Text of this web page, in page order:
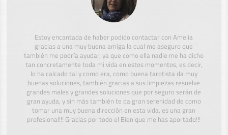
Estoy encantada de haber podido contactar con Amelia
gracias a una muy buena amiga la cual me aseguro que
también me podría ayudar, ya que como ella nadie me ha dicho
tan concretamente toda mi vida en estos momentos, es decir,
lo ha calcado tal y como era, como buena tarotista da muy
buenas soluciones, también gracias a sus limpiezas resuelve
grandes males y grandes soluciones que por seguro serán de
gran ayuda, y sin más también te da gran serenidad de como
tomar una muy buena dirección en esta vida, es una gran
profesional!!! Gracias por todo el Bien que me has aportado!!!